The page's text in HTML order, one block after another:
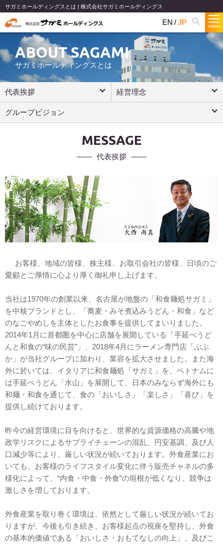
サガミホールディングスとは | 株式会社サガミホールディングス
EN JP
ABOUT SAGAMI
サガミホールディングスとは
代表挨拶 経営理念
グループビジョン
MESSAGE
代表挨拶
お客様、地域の皆様、株主様、お取引会社の皆様、日頃のご
愛顧とご厚情に心より厚く御礼申し上げます。
当社は1970年の創業以来、名古屋が地盤の「和食麺処サガミ」
を中核ブランドとし、「蕎麦・みそ煮込みうどん・和食」など
のなごやめしを主体としたお食事を提供してまいりました。
2014年1月に首都圏を中心に店舗を展開している「手延べうど
んと和食の“味の民芸”」、2018年4月にラーメン専門店「ぶぶ
か」が当社グループに加わり、業容を拡大させました。また海
外に於いては、イタリアに和食麺処「サガミ」を、ベトナムに
は手延べうどん「水山」を展開して、日本のみならず海外にも
和麺・和食を通じて、食の「おいしさ」「楽しさ」「喜び」を
提供し続けております。
昨今の経営環境に目を向けると、世界的な資源価格の高騰や地
政学リスクによるサプライチェーンの混乱、円安基調、及び人
口減少等により、厳しい状況が続いております。外食産業にお
いても、お客様のライフスタイル変化に伴う販売チャネルの多
様化によって、“内食・中食・外食”の垣根が低くなり、競争は
激しさを増しております。
外食産業を取り巻く環境は、依然として厳しい状況が続いてお
りますが、今後も引き続き、お客様起点の視座を堅持し、外食
の基本的価値である「おいしさ・おもてなしの向上」、及びこ